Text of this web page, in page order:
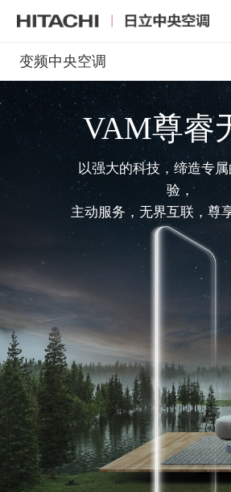
VAM尊睿
以强大的科技，缔造专
验，
主动服务，无界互联，尊
变频中央空调